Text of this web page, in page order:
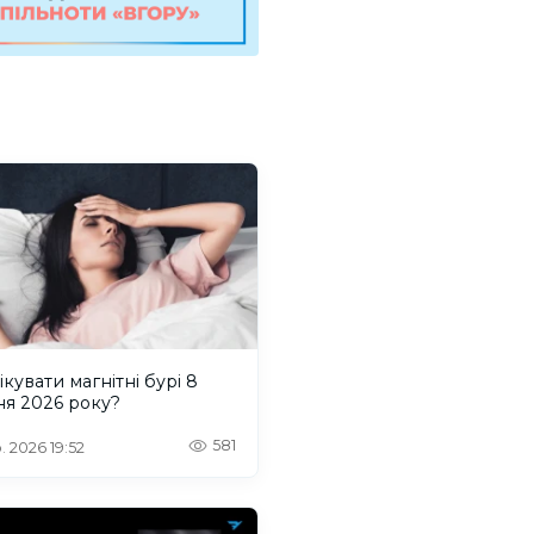
магнітні бурі 8
2026 року?
2026 19:52 581